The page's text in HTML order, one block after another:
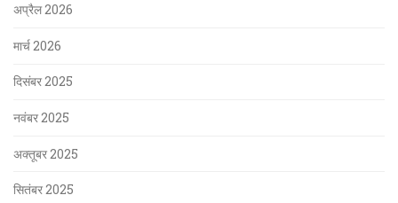
अप्रैल 2026
मार्च 2026
दिसंबर 2025
नवंबर 2025
अक्तूबर 2025
सितंबर 2025